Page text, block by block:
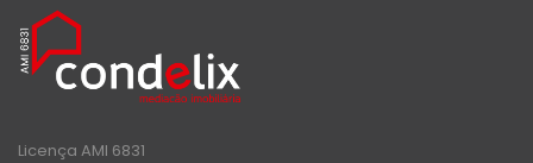
Licença AMI 6831